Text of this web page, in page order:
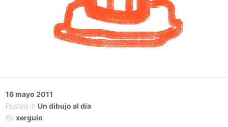
Posted
on
16 mayo 2011
Posted in Un dibujo al día
By xerguio